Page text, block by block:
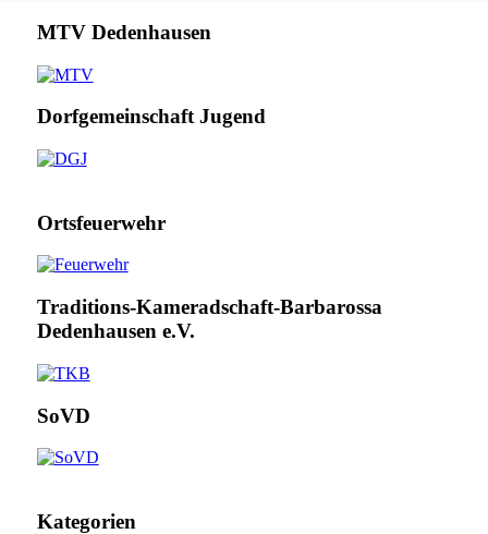
MTV Dedenhausen
Dorfgemeinschaft Jugend
Ortsfeuerwehr
Traditions-Kameradschaft-Barbarossa
Dedenhausen e.V.
SoVD
Kategorien